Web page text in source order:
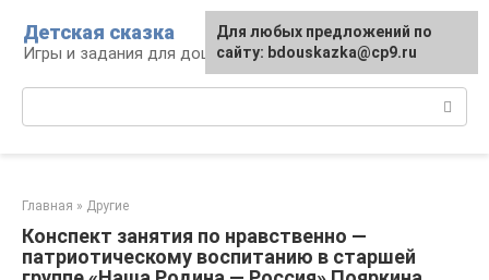
контенту
Детская сказка
Игры и задания для дошкольников
Главная » Другие
Конспект занятия по нравственно —
патриотическому воспитанию в старшей
Для любых предложений по
сайту: bdouskazka@cp9.ru